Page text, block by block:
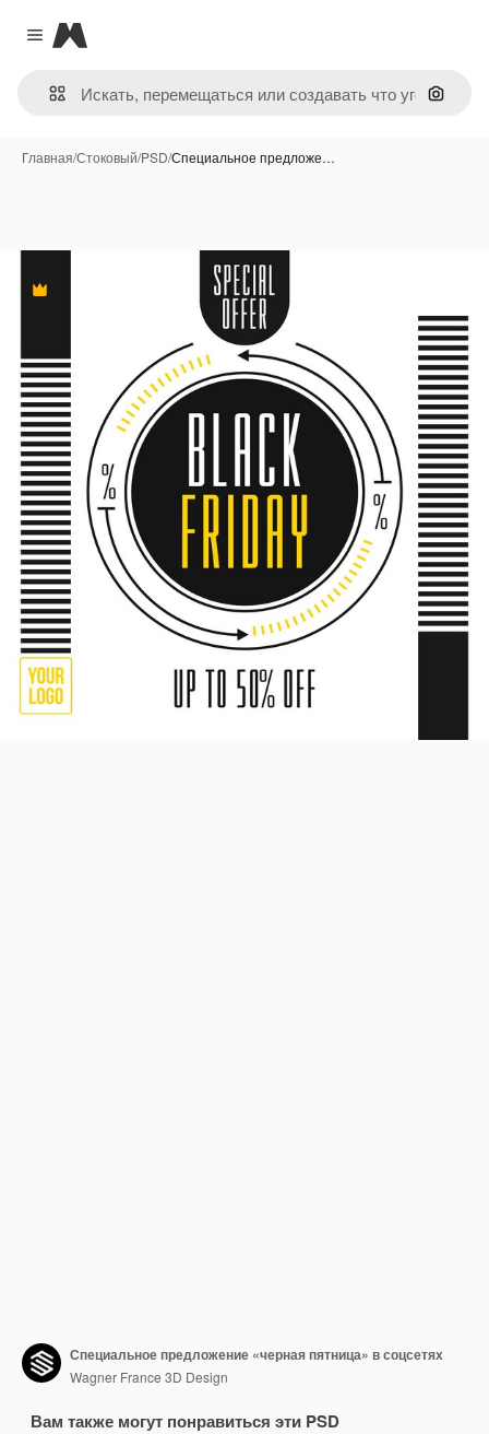
Close menu
Magnific
Поиск
Главная/Стоковый/PSD/Специальное предложе…
Премиум
Специальное предложение «черная пятница» в соцсетях
Wagner France 3D Design
Вам также могут понравиться эти PSD